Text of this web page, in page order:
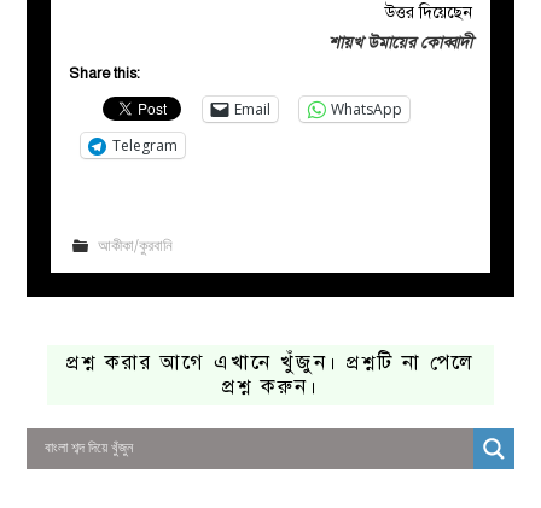
উত্তর দিয়েছেন
শায়খ উমায়ের কোব্বাদী
Share this:
Email
WhatsApp
Telegram
আকীকা/কুরবানি
প্রশ্ন করার আগে এখানে খুঁজুন। প্রশ্নটি না পেলে
প্রশ্ন করুন।